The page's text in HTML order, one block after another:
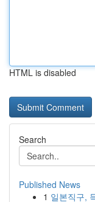
HTML is disabled
Search
Published News
1 일본직구,